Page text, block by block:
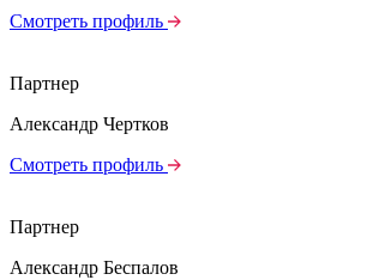
Смотреть профиль
Партнер
Александр Чертков
Смотреть профиль
Партнер
Александр Беспалов